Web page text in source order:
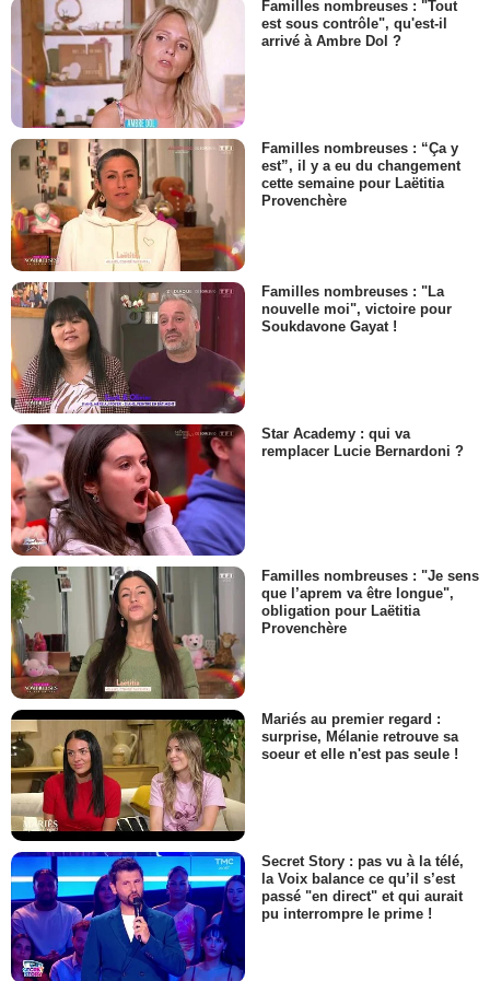
Familles nombreuses : "Tout
est sous contrôle", qu'est-il
arrivé à Ambre Dol ?
Familles nombreuses : “Ça y
est”, il y a eu du changement
cette semaine pour Laëtitia
Provenchère
Familles nombreuses : "La
nouvelle moi", victoire pour
Soukdavone Gayat !
Star Academy : qui va
remplacer Lucie Bernardoni ?
Familles nombreuses : "Je sens
que l’aprem va être longue",
obligation pour Laëtitia
Provenchère
Mariés au premier regard :
surprise, Mélanie retrouve sa
soeur et elle n'est pas seule !
Secret Story : pas vu à la télé,
la Voix balance ce qu’il s’est
passé "en direct" et qui aurait
pu interrompre le prime !